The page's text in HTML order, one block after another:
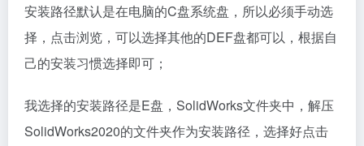
安装路径默认是在电脑的C盘系统盘，所以必须手动选
择，点击浏览，可以选择其他的DEF盘都可以，根据自
己的安装习惯选择即可；
我选择的安装路径是E盘，SolidWorks文件夹中，解压
SolidWorks2020的文件夹作为安装路径，选择好点击